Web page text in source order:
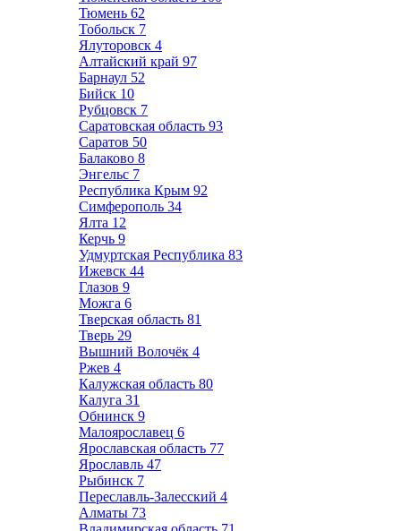
Тюмень 62
Тобольск 7
Ялуторовск 4
Алтайский край 97
Барнаул 52
Бийск 10
Рубцовск 7
Саратовская область 93
Саратов 50
Балаково 8
Энгельс 7
Республика Крым 92
Симферополь 34
Ялта 12
Керчь 9
Удмуртская Республика 83
Ижевск 44
Глазов 9
Можга 6
Тверская область 81
Тверь 29
Вышний Волочёк 4
Ржев 4
Калужская область 80
Калуга 31
Обнинск 9
Малоярославец 6
Ярославская область 77
Ярославль 47
Рыбинск 7
Переславль-Залесский 4
Алматы 73